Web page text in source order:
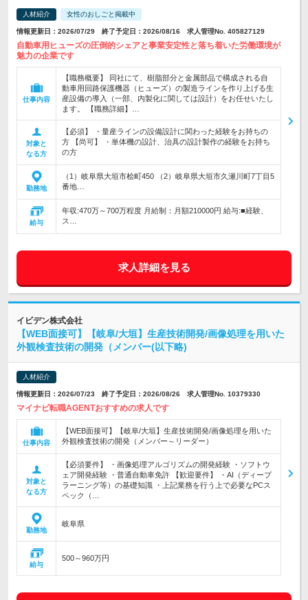
人材紹介 女性のおしごと掲載中
情報更新日：2026/07/29 終了予定日：2026/08/16 求人管理No. 405827129
自動車用ヒューズの圧倒的シェアと事業安定性と落ち着いた労働環境が
魅力の企業です
仕事内容
【職務概要】 同社にて、樹脂部分と金属部品で構成される自
動車用回路保護機器（ヒューズ）の製造ラインを作り上げる生
産設備の導入（一部、内製化に関しては設計）をお任せいたし
ます。 【職務詳細】…
対象と
なる方
【必須】 ・量産ラインの設備設計に関わった経験をお持ちの
方 【尚可】 ・単体機の設計、治具の設計製作の経験をお持ち
の方
勤務地
（1）岐阜県大垣市桧町450 （2）岐阜県大垣市久瀬川町7丁目5
番地…
給与
年収:470万～700万程度 月給制：月額210000円 給与:■経験、
ス…
求人詳細を見る
イビデン株式会社
【WEB面接可】【岐阜/大垣】生産技術開発/画像処理を用いた
外観検査技術の開発（メンバー(以下略)
人材紹介
情報更新日：2026/07/23 終了予定日：2026/08/26 求人管理No. 10379330
マイナビ転職AGENTおすすめの求人です
仕事内容
【WEB面接可】【岐阜/大垣】生産技術開発/画像処理を用いた
外観検査技術の開発（メンバー～リーダー）
対象と
なる方
【必須要件】 ・画像処理アルゴリズムの開発経験 ・ソフトウ
ェア開発経験 ・普通自動車免許 【歓迎要件】 ・AI（ディープ
ラーニング等）の基礎知識 ・上記業務を行う上で必要なPCス
ペック（…
勤務地
岐阜県
給与
500～960万円